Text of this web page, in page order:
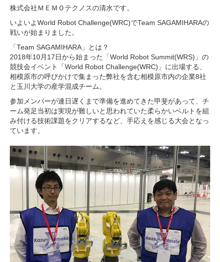
株式会社ＭＥＭＯテクノスの清水です。
いよいよWorld Robot Challenge(WRC)でTeam SAGAMIHARAの
戦いが始まりました。
「Team SAGAMIHARA」とは？
2018年10月17日から始まった「World Robot Summit(WRS)」の
競技会イベント「World Robot Challenge(WRC)」に出場する、
相模原市の呼びかけで集まった弊社を含む相模原市内の企業8社
と玉川大学の産学混成チーム。
参加メンバーが連日遅くまで準備を進めてきた甲斐があって、チ
ーム発足当初は実現が難しいと思われていた柔らかいベルトを組
み付ける技術課題をクリアするなど、手応えを感じる大会となっ
ています。